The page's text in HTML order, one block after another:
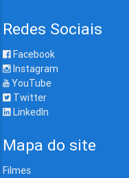
Redes Sociais
Facebook
Instagram
YouTube
Twitter
LinkedIn
Mapa do site
Filmes